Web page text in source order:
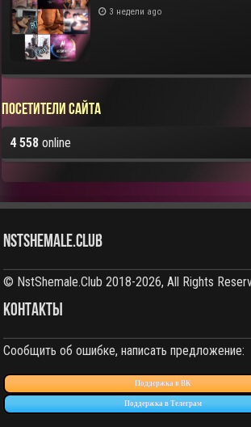
3 недели ago
Посетители сайта
4 558 online
NstShemale.Club
© NstShemale.Club 2018-2026, All Rights
КОНТАКТЫ
Сообщить об ошибке, написать предложение:
Поддержка в ВК
Поддержка в Телеграм